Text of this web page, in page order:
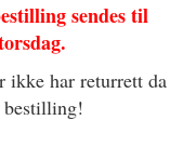
sendes til
har returrett da
bestilling!